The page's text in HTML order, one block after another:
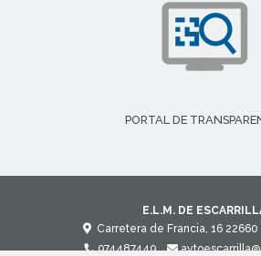
PORTAL DE
E.L.M. DE
Carretera de Francia, 16 22660
974487449